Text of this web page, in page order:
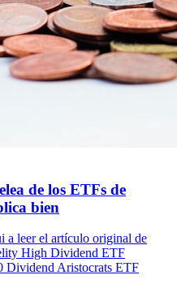
de los ETFs de
bien
a leer el artículo original de
High Dividend ETF
Dividend Aristocrats ETF